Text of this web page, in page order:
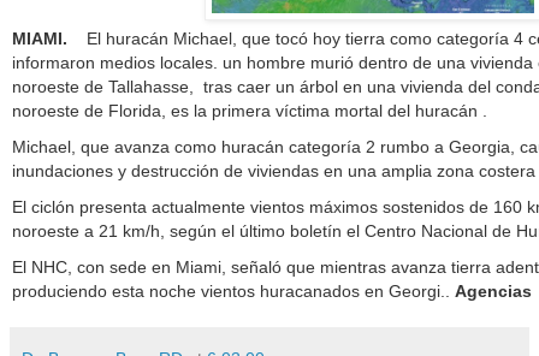
MIAMI.
El huracán Michael, que tocó hoy tierra como categoría 4
informaron medios locales. un hombre murió dentro de una
noroeste de Tallahasse, tras caer un árbol en una vivienda del
noroeste de Florida, es la primera víctima mortal del huracán .
Michael, que avanza como huracán categoría 2 rumbo a Georgia,
inundaciones y destrucción de viviendas en una amplia zona
El ciclón presenta actualmente vientos máximos sostenidos de 160
noroeste a 21 km/h, según el último boletín el Centro Nacional de
El NHC, con sede en Miami, señaló que mientras avanza tierra
produciendo esta noche vientos huracanados en Georgi.. Agencias